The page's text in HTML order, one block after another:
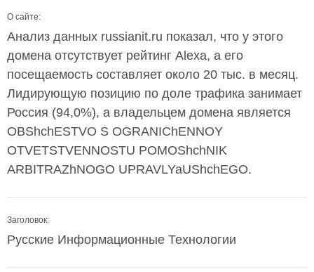
О сайте:
Анализ данных russianit.ru показал, что у этого
домена отсутствует рейтинг Alexa, а его
посещаемость составляет около 20 тыс. в месяц.
Лидирующую позицию по доле трафика занимает
Россия (94,0%), а владельцем домена является
OBShchESTVO S OGRANIChENNOY
OTVETSTVENNOSTU POMOShchNIK
ARBITRAZhNOGO UPRAVLYaUShchEGO.
Заголовок:
Русские Информационные Технологии